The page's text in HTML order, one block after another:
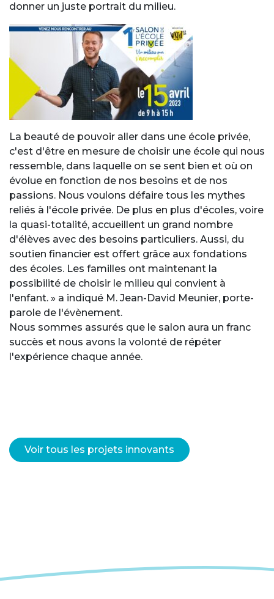
donner un juste portrait du milieu.
La beauté de pouvoir aller dans une école privée,
c'est d'être en mesure de choisir une école qui nous
ressemble, dans laquelle on se sent bien et où on
évolue en fonction de nos besoins et de nos
passions. Nous voulons défaire tous les mythes
reliés à l'école privée. De plus en plus d'écoles, voire
la quasi-totalité, accueillent un grand nombre
d'élèves avec des besoins particuliers. Aussi, du
soutien financier est offert grâce aux fondations
des écoles. Les familles ont maintenant la
possibilité de choisir le milieu qui convient à
l'enfant. » a indiqué M. Jean-David Meunier, porte-
parole de l'évènement.
Nous sommes assurés que le salon aura un franc
succès et nous avons la volonté de répéter
l'expérience chaque année.
Voir tous les projets innovants